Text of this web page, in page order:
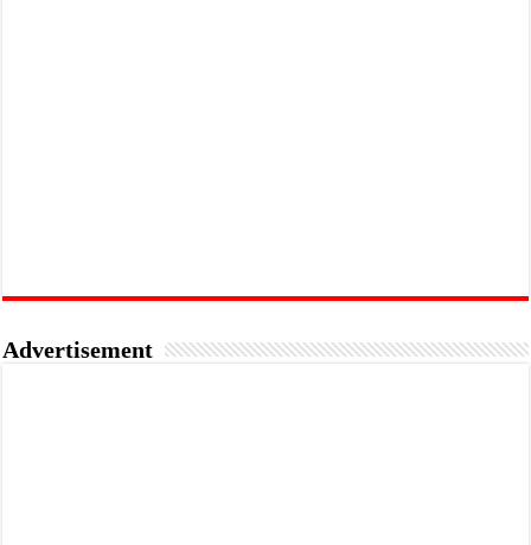
Advertisement